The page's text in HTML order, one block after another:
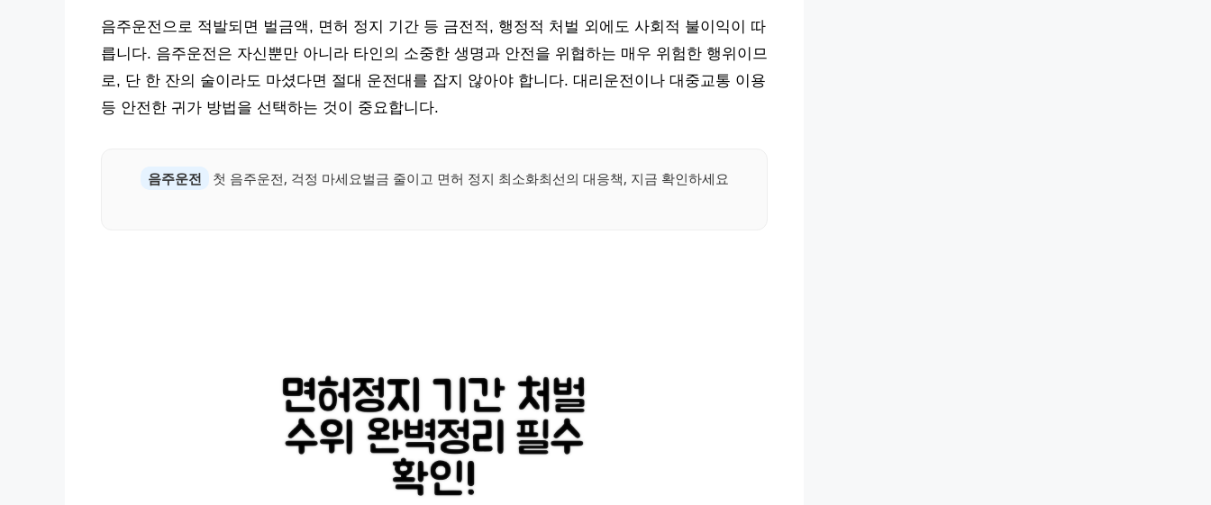
음주운전으로 적발되면 벌금액, 면허 정지 기간 등 금전적, 행정적 처벌 외에도 사회적 불이익이 따
릅니다. 음주운전은 자신뿐만 아니라 타인의 소중한 생명과 안전을 위협하는 매우 위험한 행위이므
로, 단 한 잔의 술이라도 마셨다면 절대 운전대를 잡지 않아야 합니다. 대리운전이나 대중교통 이용
등 안전한 귀가 방법을 선택하는 것이 중요합니다.
음주운전 첫 음주운전, 걱정 마세요벌금 줄이고 면허 정지 최소화최선의 대응책, 지금 확인하세요